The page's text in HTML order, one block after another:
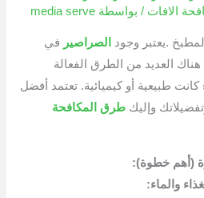
الافات / بواسطة media serve
.يعتبر وجود الصراصير في
العديد من الطرق الفعالة
طبيعية أو كيميائية. تعتمد أفضل
وإليكطرق المكافحة
والماء: